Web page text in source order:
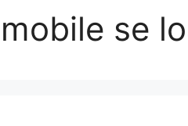
mobile se